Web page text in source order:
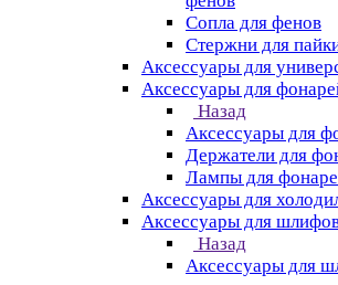
Сопла для фенов
Стержни для
Аксессуары для
Аксессуары для
Назад
Аксессуары для
Держатели для
Лампы для
Аксессуары для
Аксессуары для
Назад
Аксессуары для